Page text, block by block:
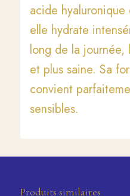
acide
elle hydrate
long de la journée,
et plus saine. Sa
convient
sensibles.
Produits similaires